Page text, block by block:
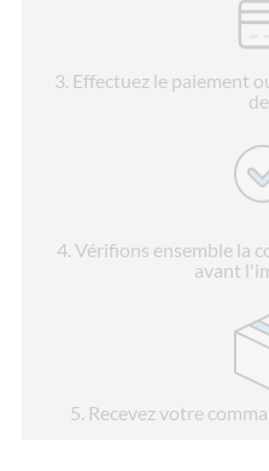
3. Effectuez le paiement
4 . Vérifions ensemble la
avant
5. Recevez votre